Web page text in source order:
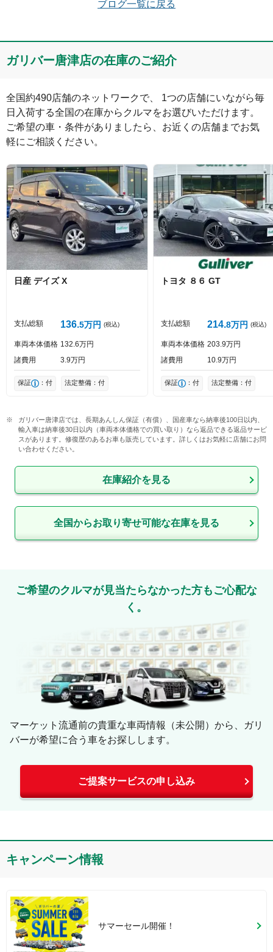
コメント
絵文字は投稿時に削除します 0文字/140文字
Captcha
ブログ一覧に戻る
ガリバー唐津店の在庫のご紹介
全国約490店舗のネットワークで、 1つの店舗にいながら毎
日入荷する全国の在庫からクルマをお選びいただけます。
ご希望の車・条件がありましたら、お近くの店舗までお気
軽にご相談ください。
日産 デイズ X
支払総額 136 5万円 (税込)
車両本体価格 132 6万円
諸費用
3 9万円
保証 ：付 法定整備：付
トヨタ ８６ GT
支払総額 214 8万円 (税込)
車両本体価格 203 9万円
諸費用
10 9万円
保証 ：付 法定整備：付
ガリバー唐津店では、長期あんしん保証（有償）、国産車なら納車後100日以内、
輸入車は納車後30日以内（車両本体価格での買い取り）なら返品できる返品サービ
スがあります。修復歴のあるお車も販売しています。詳しくはお気軽に店舗にお問
い合わせください。
在庫紹介を見る
全国からお取り寄せ可能な在庫を見る
ご希望のクルマが見当たらなかった方もご心配な
く。
マーケット流通前の貴重な車両情報（未公開）から、ガリ
バーが希望に合う車をお探しします。
ご提案サービスの申し込み
キャンペーン情報
サマーセール開催！